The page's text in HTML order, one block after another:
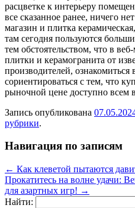
расцветке к интерьеру
все сказанное ранее, ничего
магазин и плитка
там сегодня пользуются
тем обстоятельством, что в
плитки и керамогранита от
производителей,
сориентироваться с тем, что
рыночной цене доступно всем
Запись опубликована
рубрики.
Навигация по записям
← Как клеветой пытаются
Прокатитесь на волне удачи:
для азартных игр! →
Найти: